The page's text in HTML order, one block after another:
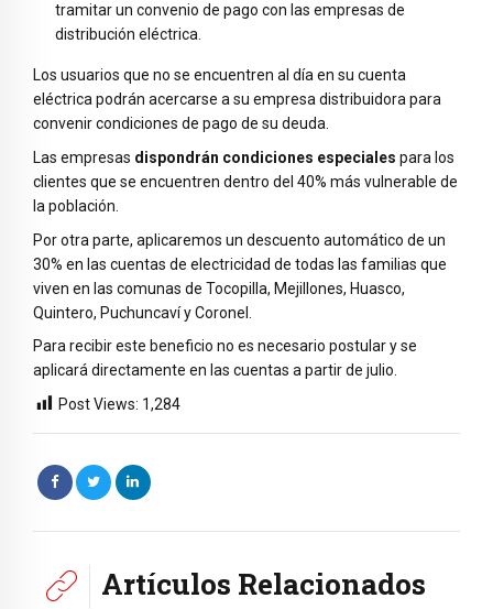
tramitar un convenio de pago con las empresas de
distribución eléctrica.
Los usuarios que no se encuentren al día en su cuenta
eléctrica podrán acercarse a su empresa distribuidora para
convenir condiciones de pago de su deuda.
Las empresas dispondrán condiciones especiales para los
clientes que se encuentren dentro del 40% más vulnerable de
la población.
Por otra parte, aplicaremos un descuento automático de un
30% en las cuentas de electricidad de todas las familias que
viven en las comunas de Tocopilla, Mejillones, Huasco,
Quintero, Puchuncaví y Coronel.
Para recibir este beneficio no es necesario postular y se
aplicará directamente en las cuentas a partir de julio.
Post Views: 1,284
Artículos Relacionados